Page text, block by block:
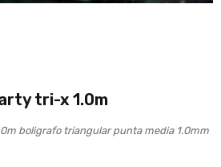
tri-x 1.0m
boligrafo triangular punta media 1.0mm